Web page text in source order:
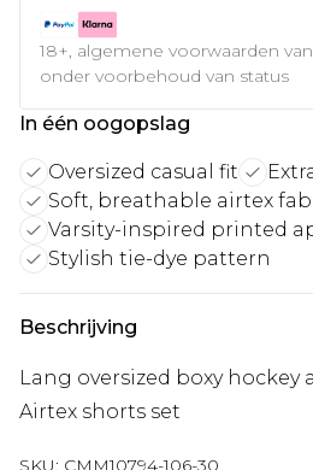
18+, algemene voorwaarden
onder voorbehoud van status
In één oogopslag
Oversized casual fit
Soft, breathable airtex
Varsity-inspired printed
Stylish tie-dye pattern
Beschrijving
Lang oversized boxy hockey
Airtex shorts set
SKU: CMM10794-106-30